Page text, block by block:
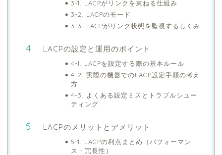
3-1. LACPがリンクを束ねる仕組み
3-2. LACPのモード
3-3. LACPがリンク状態を監視するしくみ
LACPの設定と運用のポイント
4-1. LACPを設定する際の基本ルール
4-2. 実際の機器でのLACP設定手順の考え
方
4-3. よくある設定ミスとトラブルシュー
ティング
LACPのメリットとデメリット
5-1. LACPの利点まとめ（パフォーマン
ス・冗長性）